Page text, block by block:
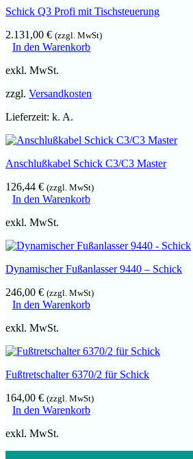
Schick Q3 Profi mit Tischsteuerung
2.131,00 € (zzgl. MwSt)
In den Warenkorb
exkl. MwSt.
zzgl. Versandkosten
Lieferzeit: k. A.
Anschlußkabel Schick C3/C3 Master
126,44 € (zzgl. MwSt)
In den Warenkorb
exkl. MwSt.
Dynamischer Fußanlasser 9440 – Schick
246,00 € (zzgl. MwSt)
In den Warenkorb
exkl. MwSt.
Fußtretschalter 6370/2 für Schick
164,00 € (zzgl. MwSt)
In den Warenkorb
exkl. MwSt.